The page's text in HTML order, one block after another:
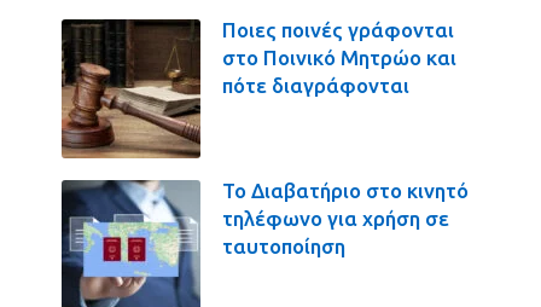
Ποιες ποινές γράφονται
στο Ποινικό Μητρώο και
πότε διαγράφονται
Το Διαβατήριο στο κινητό
τηλέφωνο για χρήση σε
ταυτοποίηση